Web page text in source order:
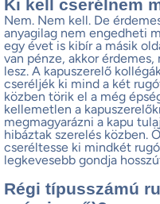
Ki kell cserélnem
Nem. Nem kell. De
anyagilag nem engedheti
egy évet is kibír a másik
van pénze, akkor
lesz. A kapuszerelő
cseréljék ki mind a két
közben törik el a még
kellemetlen a
megmagyarázni a kapu
hibáztak szerelés közben.
cseréltesse ki mindkét
legkevesebb gondja
Régi típusszámú